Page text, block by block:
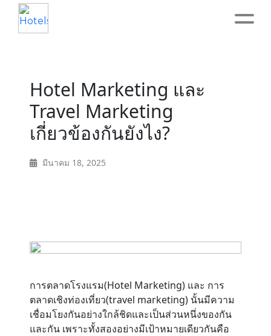
About
Service
Operation
Contact
Hotel Marketing และ
Travel Marketing
เกี่ยวข้องกันยังไง?
มีนาคม 18, 2025
การตลาดโรงแรม(Hotel Marketing) และ การ
ตลาดเชิงท่องเที่ยว(travel marketing) นั้นมีความ
เชื่อมโยงกันอย่างใกล้ชิดและเป็นส่วนหนึ่งของกัน
และกัน เพราะทั้งสองอย่างมีเป้าหมายเดียวกันคือ